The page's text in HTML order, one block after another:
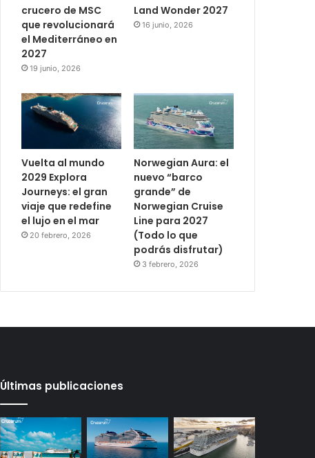
crucero de MSC
que revolucionará
el Mediterráneo en
2027
19 junio, 2026
Land Wonder 2027
16 junio, 2026
Vuelta al mundo
2029 Explora
Journeys: el gran
viaje que redefine
el lujo en el mar
20 febrero, 2026
Norwegian Aura: el
nuevo “barco
grande” de
Norwegian Cruise
Line para 2027
(Todo lo que
podrás disfrutar)
3 febrero, 2026
Últimas publicaciones